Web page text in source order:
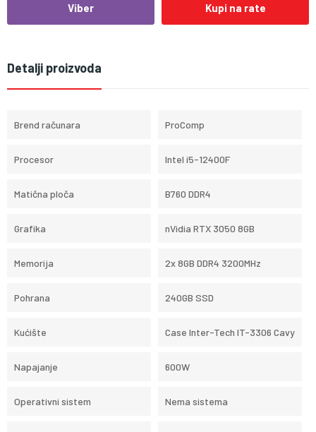
Viber Kupi na rate
Detalji proizvoda
Brend računara ProComp
Procesor Intel i5-12400F
Matična ploča B760 DDR4
Grafika nVidia RTX 3050 8GB
Memorija 2x 8GB DDR4 3200MHz
Pohrana 240GB SSD
Kućište Case Inter-Tech IT-3306 Cavy
Napajanje 600W
Operativni sistem Nema sistema